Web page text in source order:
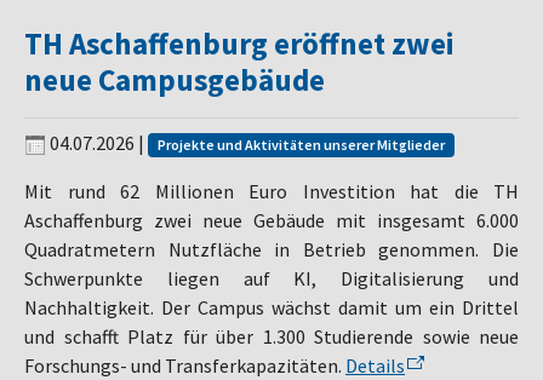
TH Aschaffenburg eröffnet zwei
neue Campusgebäude
04.07.2026 | Projekte und Aktivitäten unserer Mitglieder
Mit rund 62 Millionen Euro Investition hat die TH
Aschaffenburg zwei neue Gebäude mit insgesamt 6.000
Quadratmetern Nutzfläche in Betrieb genommen. Die
Schwerpunkte liegen auf KI, Digitalisierung und
Nachhaltigkeit. Der Campus wächst damit um ein Drittel
und schafft Platz für über 1.300 Studierende sowie neue
Forschungs- und Transferkapazitäten. Details